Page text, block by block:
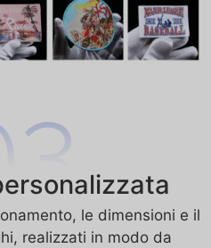
le dimensioni e il
realizzati in modo da